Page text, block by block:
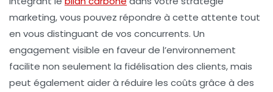
marketing, vous pouvez répondre à cette attente tout
en vous distinguant de vos concurrents. Un
engagement visible en faveur de l’environnement
facilite non seulement la fidélisation des clients, mais
peut également aider à réduire les coûts grâce à des